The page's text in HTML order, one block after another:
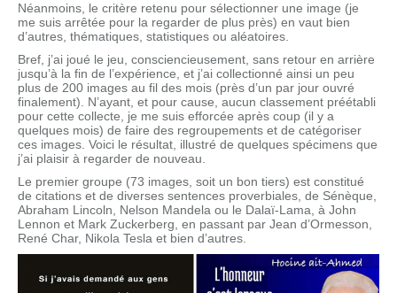
Néanmoins, le critère retenu pour sélectionner une image (je
me suis arrêtée pour la regarder de plus près) en vaut bien
d’autres, thématiques, statistiques ou aléatoires.
Bref, j’ai joué le jeu, consciencieusement, sans retour en arrière
jusqu’à la fin de l’expérience, et j’ai collectionné ainsi un peu
plus de 200 images au fil des mois (près d’un par jour ouvré
finalement). N’ayant, et pour cause, aucun classement préétabli
pour cette collecte, je me suis efforcée après coup (il y a
quelques mois) de faire des regroupements et de catégoriser
ces images. Voici le résultat, illustré de quelques spécimens que
j’ai plaisir à regarder de nouveau.
Le premier groupe (73 images, soit un bon tiers) est constitué
de citations et de diverses sentences proverbiales, de Sénèque,
Abraham Lincoln, Nelson Mandela ou le Dalaï-Lama, à John
Lennon et Mark Zuckerberg, en passant par Jean d’Ormesson,
René Char, Nikola Tesla et bien d’autres.